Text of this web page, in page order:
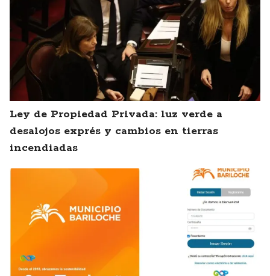
Ley de Propiedad Privada: luz verde a
desalojos exprés y cambios en tierras
incendiadas